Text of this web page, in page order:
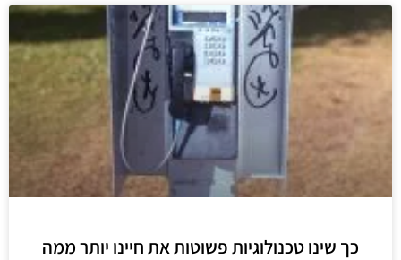
כך שינו טכנולוגיות פשוטות את חיינו יותר ממה